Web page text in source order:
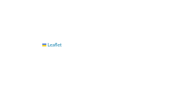
Leaflet